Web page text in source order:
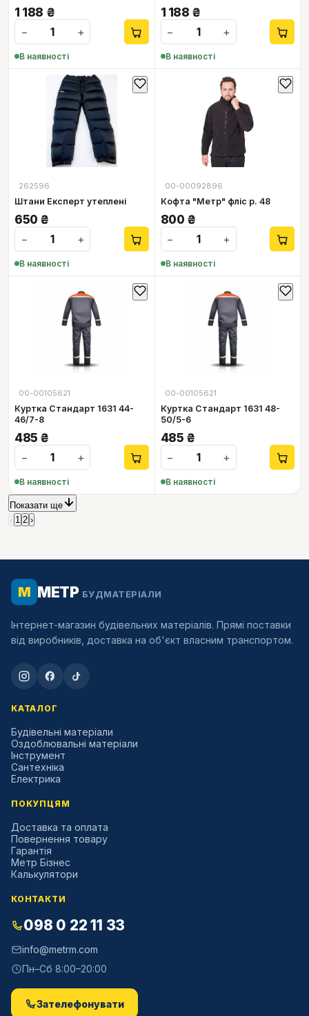
1 188 ₴
−
+
В наявності
1 188 ₴
−
+
В наявності
262596
Штани Експерт утеплені
650 ₴
−
+
В наявності
00-00092896
Кофта "Метр" фліс р. 48
800 ₴
−
+
В наявності
00-00105621
Куртка Стандарт 1631 44-
46/7-8
485 ₴
−
+
В наявності
00-00105621
Куртка Стандарт 1631 48-
50/5-6
485 ₴
−
+
В наявності
Показати ще
1 2 ›
М МЕТР БУДМАТЕРІАЛИ
Інтернет-магазин будівельних матеріалів. Прямі поставки
від виробників, доставка на об'єкт власним транспортом.
КАТАЛОГ
Будівельні матеріали
Оздоблювальні матеріали
Інструмент
Сантехніка
Електрика
ПОКУПЦЯМ
Доставка та оплата
Повернення товару
Гарантія
Метр Бізнес
Калькулятори
КОНТАКТИ
098 0 22 11 33
info@metrm.com
Пн–Сб 8:00–20:00
Зателефонувати